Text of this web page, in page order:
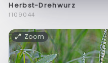
Herbst-Drehwurz
f109044
Zoom